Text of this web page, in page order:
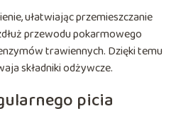
ułatwiając przemieszczanie
przewodu pokarmowego
trawiennych. Dzięki temu
składniki odżywcze.
picia